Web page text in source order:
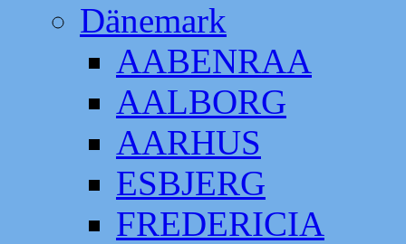
Dänemark
AABENRAA
AALBORG
AARHUS
ESBJERG
FREDERICIA